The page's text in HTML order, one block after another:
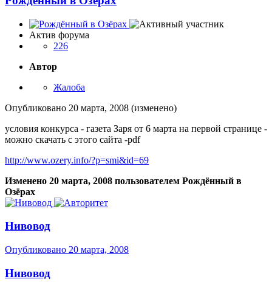
Актив форума
226
Автор
Жалоба
Опубликовано 20 марта, 2008 (изменено)
условия конкурса - газета Заря от 6 марта на первой странице -
можно скачать с этого сайта -pdf
http://www.ozery.info/?p=smi&id=69
Изменено 20 марта, 2008 пользователем Рождённый в
Озёрах
Нивовод
Опубликовано 20 марта, 2008
Нивовод